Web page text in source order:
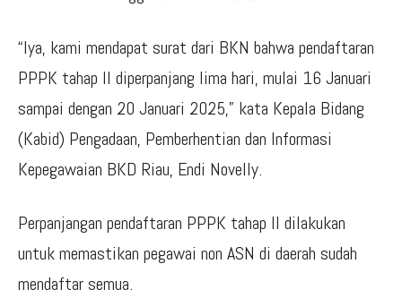
“Iya, kami mendapat surat dari BKN bahwa pendaftaran
PPPK tahap II diperpanjang lima hari, mulai 16 Januari
sampai dengan 20 Januari 2025,” kata Kepala Bidang
(Kabid) Pengadaan, Pemberhentian dan Informasi
Kepegawaian BKD Riau, Endi Novelly.
Perpanjangan pendaftaran PPPK tahap II dilakukan
untuk memastikan pegawai non ASN di daerah sudah
mendaftar semua.